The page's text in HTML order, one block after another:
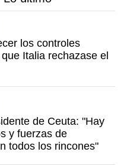
los controles
Italia rechazase el
de Ceuta: "Hay
y fuerzas de
todos los rincones"